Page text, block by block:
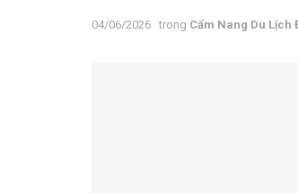
04/06/2026 trong Cẩm Nang Du Lịch